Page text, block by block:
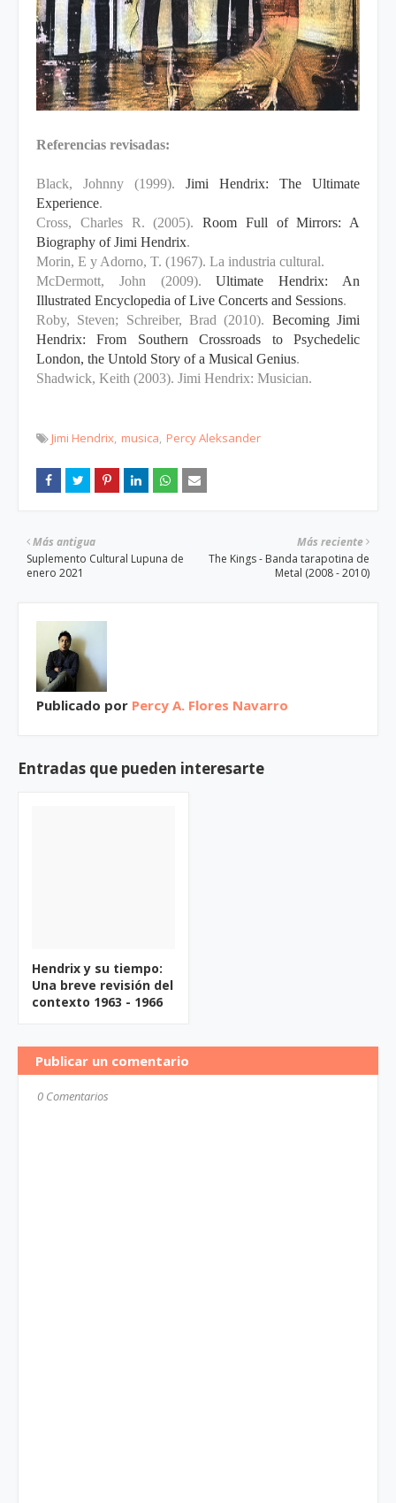
Referencias revisadas:
Black, Johnny (1999). Jimi Hendrix: The Ultimate
Experience.
Cross, Charles R. (2005). Room Full of Mirrors: A
Biography of Jimi Hendrix.
Morin, E y Adorno, T. (1967). La industria cultural.
McDermott, John (2009).Ultimate Hendrix: An
Illustrated Encyclopedia of Live Concerts and Sessions.
Roby, Steven; Schreiber, Brad (2010). Becoming Jimi
Hendrix: From Southern Crossroads to Psychedelic
London, the Untold Story of a Musical Genius.
Shadwick, Keith (2003). Jimi Hendrix: Musician.
Jimi Hendrix musica Percy Aleksander
Más reciente
The Kings - Banda tarapotina de
Metal (2008 - 2010)
Más antigua
Suplemento Cultural Lupuna de
enero 2021
Publicado por Percy A. Flores Navarro
Entradas que pueden interesarte
Hendrix y su tiempo:
Una breve revisión del
contexto 1963 - 1966
Publicar un comentario
0 Comentarios